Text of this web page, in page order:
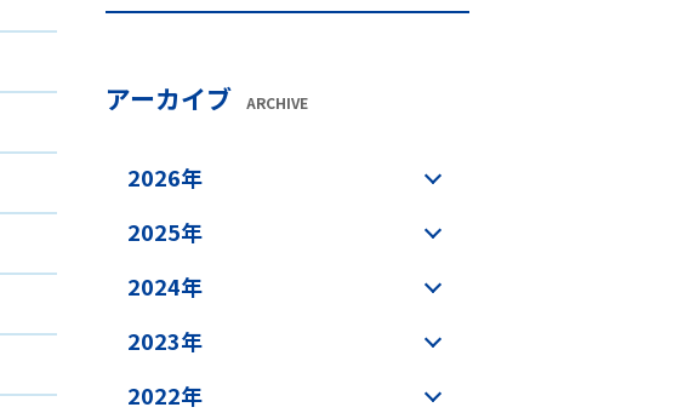
アーカイブ ARCHIVE
2026年
2025年
2024年
2023年
2022年